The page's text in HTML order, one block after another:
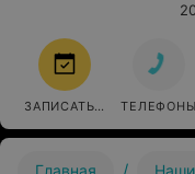
ЗАПИСАТЬСЯ ТЕЛЕФОНЫ
Главная Наши